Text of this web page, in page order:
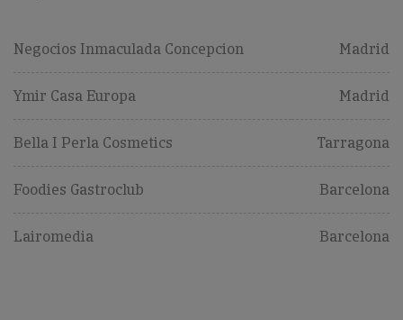
Negocios Inmaculada Concepcion Madrid
Ymir Casa Europa Madrid
Bella I Perla Cosmetics Tarragona
Foodies Gastroclub Barcelona
Lairomedia Barcelona